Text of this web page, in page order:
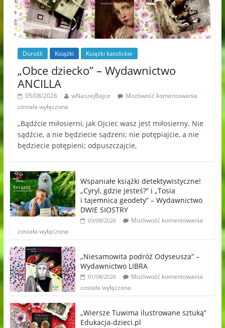
Dorośli Książki Książki katolickie
„Obce dziecko” – Wydawnictwo
ANCILLA
05/08/2026 wNaszejBajce
Możliwość komentowania
została wyłączona
„Bądźcie miłosierni, jak Ojciec wasz jest miłosierny. Nie
sądźcie, a nie będziecie sądzeni; nie potępiajcie, a nie
będziecie potępieni; odpuszczajcie,
Wspaniałe książki detektywistyczne!
„Cyryl, gdzie jesteś?” i „Tosia
i tajemnica geodety” – Wydawnictwo
DWIE SIOSTRY
03/08/2026
Możliwość komentowania
została wyłączona
„Niesamowita podróż Odyseusza” –
Wydawnictwo LIBRA
01/08/2026
Możliwość komentowania
została wyłączona
„Wiersze Tuwima ilustrowane sztuką”
Edukacja-dzieci.pl